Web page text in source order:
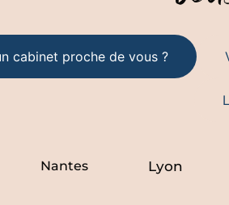
cabinet proche de vous ?
Nantes Lyon